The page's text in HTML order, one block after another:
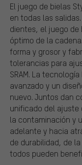
El juego de bielas
en todas las
dientes, el juego de
óptimo de la
forma y grosor y
tolerancias para
SRAM. La
avanzado y un
nuevo. Juntos dan
unificado del ajuste
la contaminación y
adelante y hacia
de durabilidad, de
todos pueden